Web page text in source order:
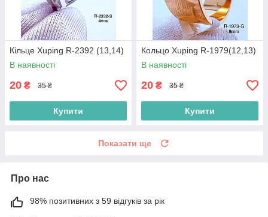
Кільце Xuping R-2392 (13,14)
В наявності
20 ₴ 35 ₴
Купити
Кольцо Xuping R-1979(12,13)
В наявності
20 ₴ 35 ₴
Купити
Показати ще
Про нас
98% позитивних з 59 відгуків за рік